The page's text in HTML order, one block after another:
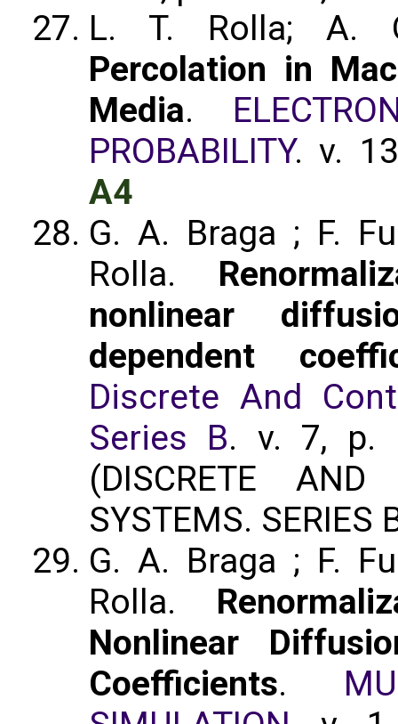
L. T. Rolla; A.
Percolation in
Media.
PROBABILITY. v.
A4
G. A. Braga ; F.
Rolla.
nonlinear
dependent
Discrete And
Series B. v. 7, p.
(DISCRETE AND
SYSTEMS. SERIES
G. A. Braga ; F.
Rolla.
Nonlinear
Coefficients.